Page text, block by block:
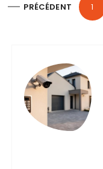
PRÉCÉDENT 1